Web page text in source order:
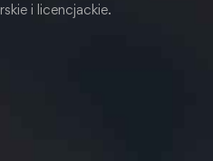
i licencjackie.